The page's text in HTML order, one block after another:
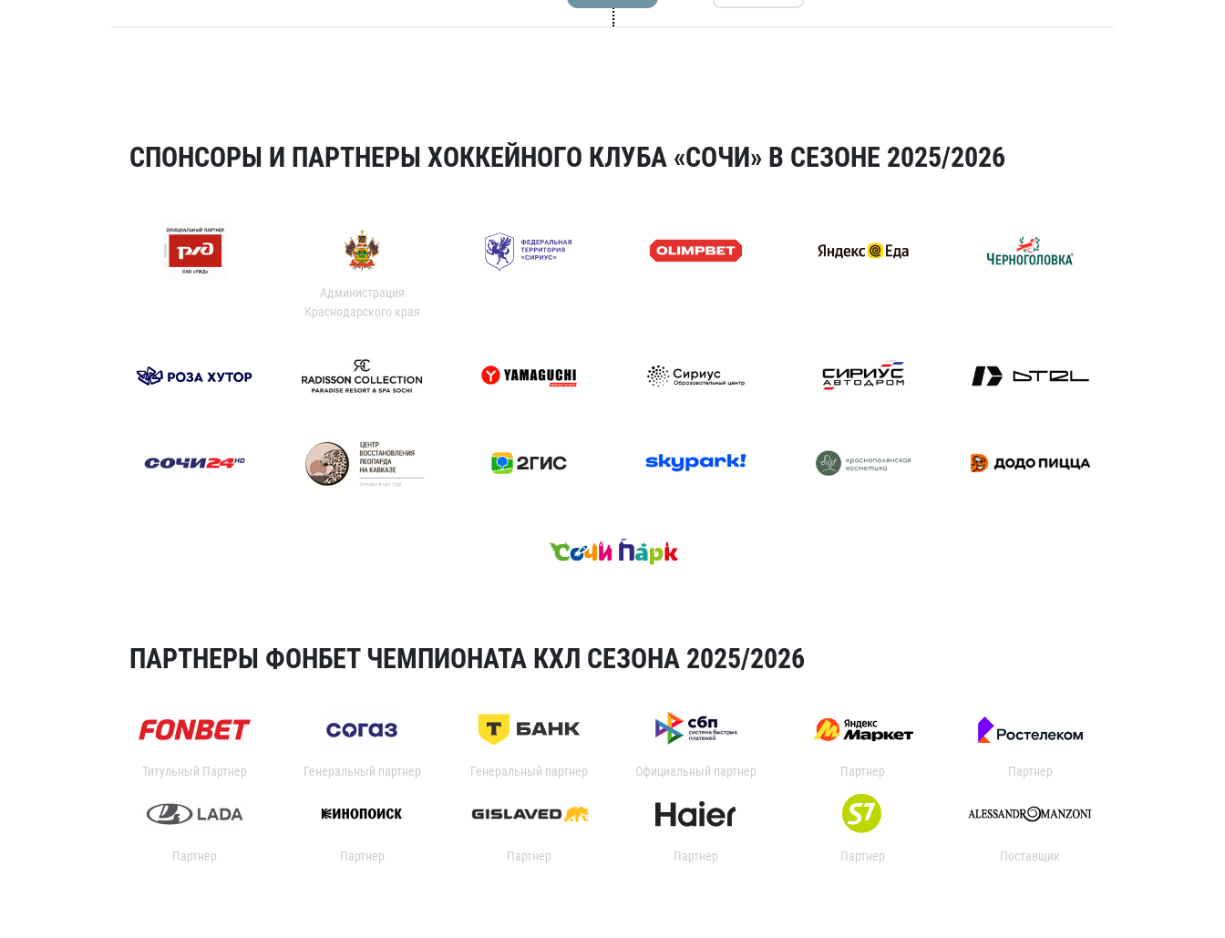
СПОНСОРЫ И ПАРТНЕРЫ ХОККЕЙНОГО КЛУБА «СОЧИ» В СЕЗОНЕ 2025/2026
Администрация
Краснодарского края
ПАРТНЕРЫ ФОНБЕТ ЧЕМПИОНАТА КХЛ СЕЗОНА 2025/2026
Титульный Партнер Генеральный партнер Генеральный партнер Официальный партнер Партнер Партнер
Партнер Партнер Партнер Партнер Партнер Поставщик